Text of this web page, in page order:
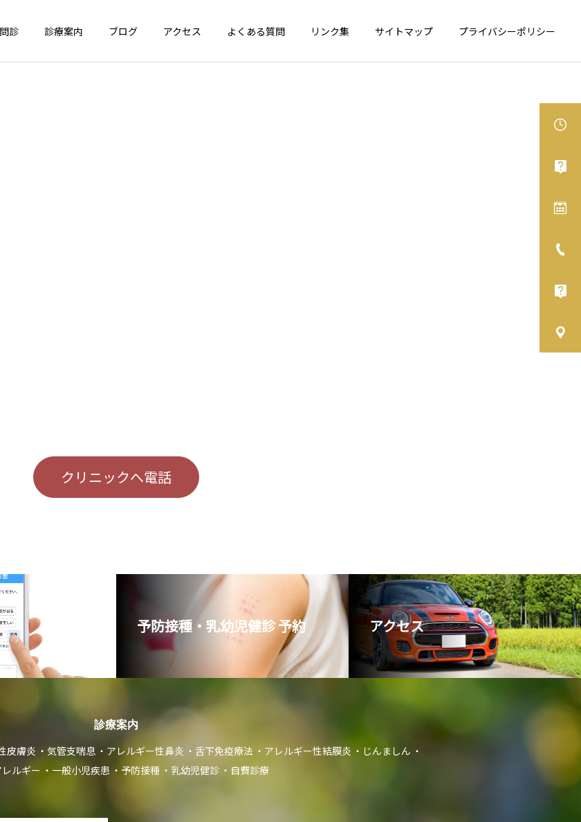
診 診療案内 ブログ アクセス よくある質問 リンク集 サイトマップ プライバシーポリシー
舌下免疫療法、オススメで
クリニックへ電話
予防接種・乳幼児健診 予約 アクセス
診療案内
皮膚炎 気管支喘息 アレルギー性鼻炎 舌下免疫療法 アレルギー性結膜炎
じんましん
ルギー
一般小児疾患 予防接種 乳幼児健診 自費診療